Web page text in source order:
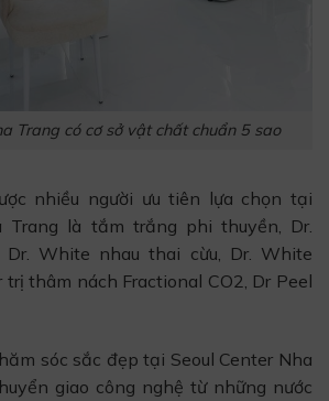
Trang có cơ sở vật chất chuẩn 5 sao
nhiều người ưu tiên lựa chọn tại
Trang là tắm trắng phi thuyền, Dr.
White nhau thai cừu, Dr. White
trị thâm nách Fractional CO2, Dr Peel
sóc sắc đẹp tại Seoul Center Nha
giao công nghệ từ những nước